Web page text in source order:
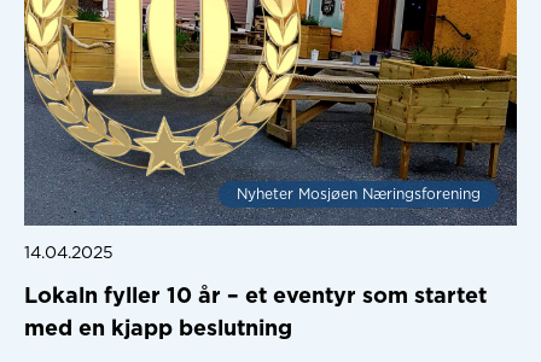
Nyheter Mosjøen Næringsforening
14.04.2025
Lokaln fyller 10 år – et eventyr som startet
med en kjapp beslutning